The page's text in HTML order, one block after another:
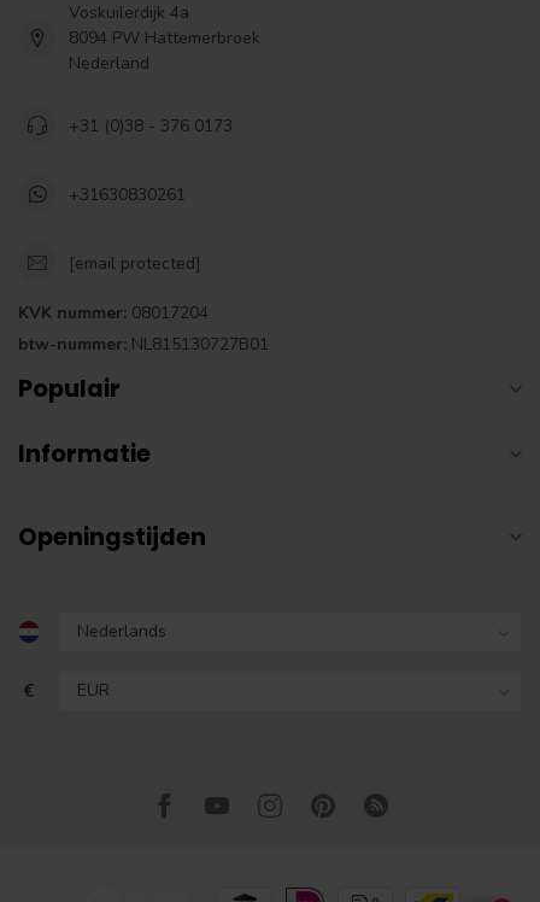
Voskuilerdijk 4a
8094 PW Hattemerbroek
Nederland
+31 (0)38 - 376 0173
+31630830261
[email protected]
KVK nummer: 08017204
btw-nummer: NL815130727B01
Populair
Informatie
Openingstijden
€